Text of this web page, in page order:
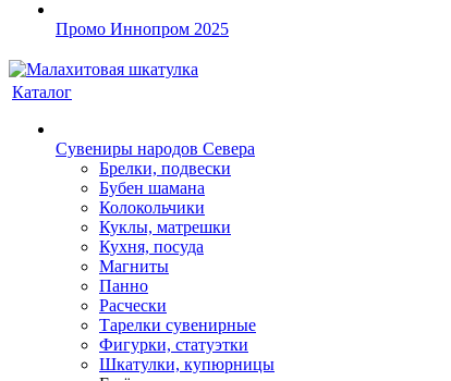
Промо Иннопром 2025
Каталог
Сувениры народов Севера
Брелки, подвески
Бубен шамана
Колокольчики
Куклы, матрешки
Кухня, посуда
Магниты
Панно
Расчески
Тарелки сувенирные
Фигурки, статуэтки
Шкатулки, купюрницы